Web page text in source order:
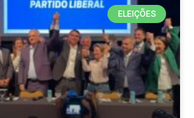
ELEIÇÕES